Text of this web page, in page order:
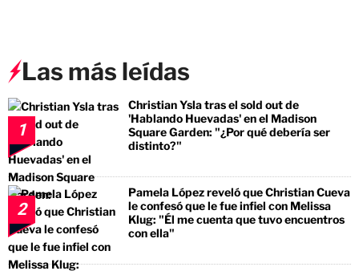
Las más leídas
1
Christian Ysla tras el sold out de
'Hablando Huevadas' en el Madison
Square Garden: "¿Por qué debería ser
distinto?"
2
Pamela López reveló que Christian Cueva
le confesó que le fue infiel con Melissa
Klug: "Él me cuenta que tuvo encuentros
con ella"